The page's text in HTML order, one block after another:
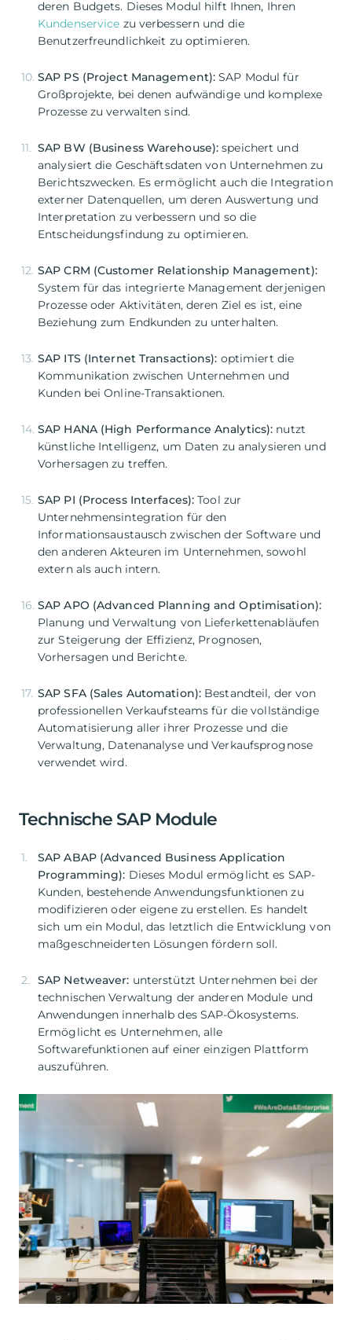
deren Budgets. Dieses Modul hilft Ihnen, Ihren
Kundenservice zu verbessern und die
Benutzerfreundlichkeit zu optimieren.
SAP PS (Project Management): SAP Modul für
Großprojekte, bei denen aufwändige und komplexe
Prozesse zu verwalten sind.
SAP BW (Business Warehouse): speichert und
analysiert die Geschäftsdaten von Unternehmen zu
Berichtszwecken. Es ermöglicht auch die Integration
externer Datenquellen, um deren Auswertung und
Interpretation zu verbessern und so die
Entscheidungsfindung zu optimieren.
SAP CRM (Customer Relationship Management):
System für das integrierte Management derjenigen
Prozesse oder Aktivitäten, deren Ziel es ist, eine
Beziehung zum Endkunden zu unterhalten.
SAP ITS (Internet Transactions): optimiert die
Kommunikation zwischen Unternehmen und
Kunden bei Online-Transaktionen.
SAP HANA (High Performance Analytics): nutzt
künstliche Intelligenz, um Daten zu analysieren und
Vorhersagen zu treffen.
SAP PI (Process Interfaces):Tool zur
Unternehmensintegration für den
Informationsaustausch zwischen der Software und
den anderen Akteuren im Unternehmen, sowohl
extern als auch intern.
SAP APO (Advanced Planning and Optimisation):
Planung und Verwaltung von Lieferkettenabläufen
zur Steigerung der Effizienz, Prognosen,
Vorhersagen und Berichte.
SAP SFA (Sales Automation): Bestandteil, der von
professionellen Verkaufsteams für die vollständige
Automatisierung aller ihrer Prozesse und die
Verwaltung, Datenanalyse und Verkaufsprognose
verwendet wird.
Technische SAP Module
SAP ABAP (Advanced Business Application
Programming): Dieses Modul ermöglicht es SAP-
Kunden, bestehende Anwendungsfunktionen zu
modifizieren oder eigene zu erstellen. Es handelt
sich um ein Modul, das letztlich die Entwicklung von
maßgeschneiderten Lösungen fördern soll.
SAP Netweaver: unterstützt Unternehmen bei der
technischen Verwaltung der anderen Module und
Anwendungen innerhalb des SAP-Ökosystems.
Ermöglicht es Unternehmen, alle
Softwarefunktionen auf einer einzigen Plattform
auszuführen.